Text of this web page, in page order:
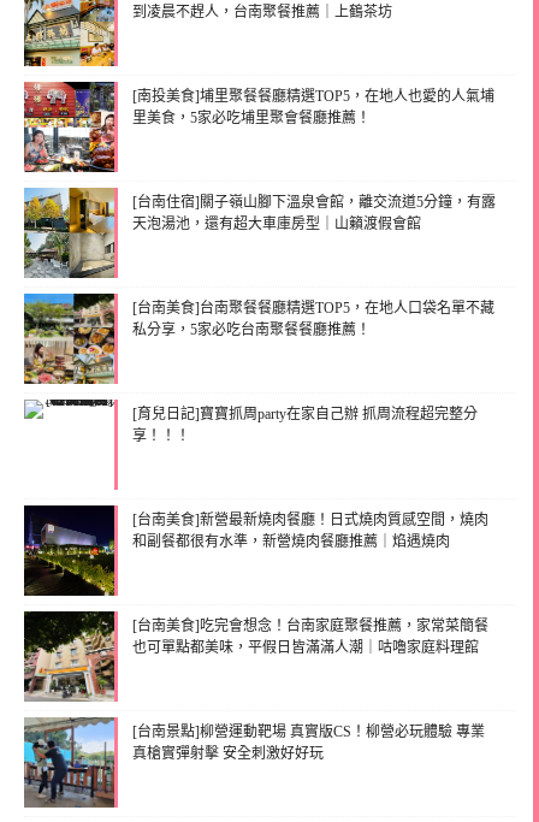
到凌晨不趕人，台南聚餐推薦｜上鶴茶坊
[南投美食]埔里聚餐餐廳精選TOP5，在地人也愛的人氣埔
里美食，5家必吃埔里聚會餐廳推薦！
[台南住宿]關子嶺山腳下溫泉會館，離交流道5分鐘，有露
天泡湯池，還有超大車庫房型｜山籟渡假會館
[台南美食]台南聚餐餐廳精選TOP5，在地人口袋名單不藏
私分享，5家必吃台南聚餐餐廳推薦！
[育兒日記]寶寶抓周party在家自己辦 抓周流程超完整分
享！！！
[台南美食]新營最新燒肉餐廳！日式燒肉質感空間，燒肉
和副餐都很有水準，新營燒肉餐廳推薦｜焰遇燒肉
[台南美食]吃完會想念！台南家庭聚餐推薦，家常菜簡餐
也可單點都美味，平假日皆滿滿人潮｜咕嚕家庭料理館
[台南景點]柳營運動靶場 真實版CS！柳營必玩體驗 專業
真槍實彈射擊 安全刺激好好玩